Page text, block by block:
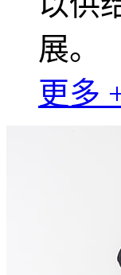
展。
更多